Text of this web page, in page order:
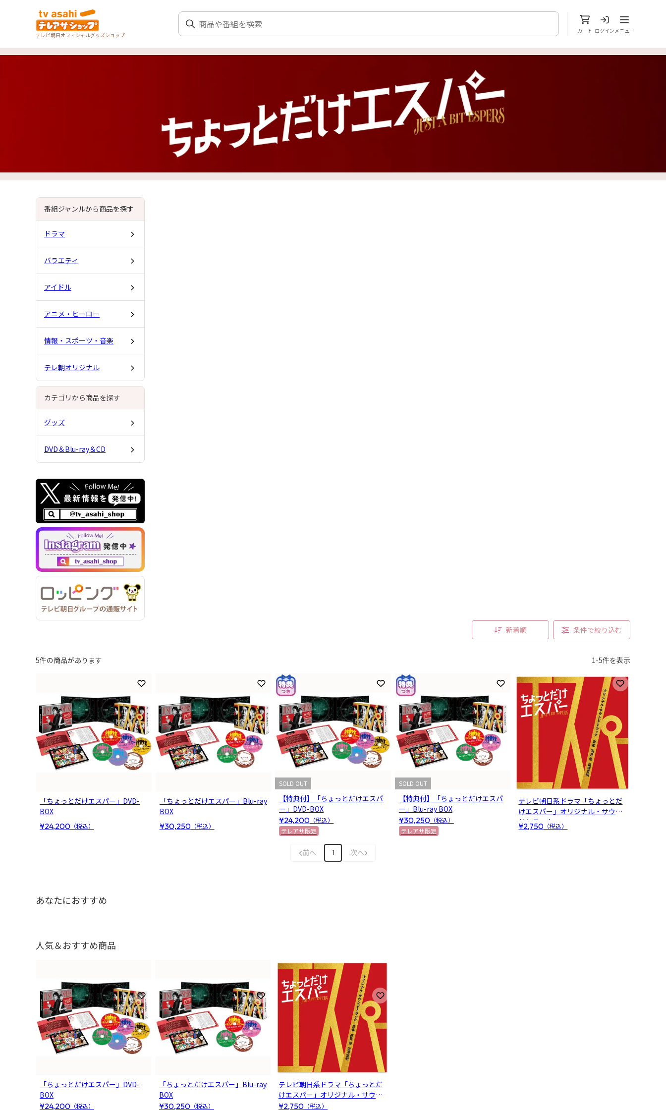
テレビ朝日オフィシャルグッズショップ
カート ログイン
メニューを開
メニュー
番組ジャンルから商品を探す
ドラマ
バラエティ
アイドル
アニメ・ヒーロー
情報・スポーツ・音楽
テレ朝オリジナル
カテゴリから商品を探す
グッズ
DVD＆Blu-ray＆CD
新着順 条件で絞り込む
5件の商品があります 1-5件を表示
お気に入りに登録
「ちょっとだけエスパー」DVD-
BOX
¥24,200 （税込）
お気に入りに登録
「ちょっとだけエスパー」Blu-ray
BOX
¥30,250（税込）
お気に入りに登録
SOLD OUT
【特典付】「ちょっとだけエスパ
ー」DVD-BOX
¥24,200 （税込）
テレアサ限定
お気に入りに登録
SOLD OUT
【特典付】「ちょっとだけエスパ
ー」Blu-ray BOX
¥30,250（税込）
テレアサ限定
お気に入りに
テレビ朝日系ドラマ「ちょっとだ
けエスパー」オリジナル・サウン
ドトラック
¥2,750 （税込）
前へ 1 次へ
あなたにおすすめ
人気＆おすすめ商品
お気に入りに登録
1
「ちょっとだけエスパー」DVD-
BOX
¥24,200 （税込）
お気に入りに登録
「ちょっとだけエスパー」Blu-ray
BOX
¥30,250 （税込）
お気に入りに登録
テレビ朝日系ドラマ「ちょっとだ
けエスパー」オリジナル・サウン
ドトラック
¥2,750 （税込）